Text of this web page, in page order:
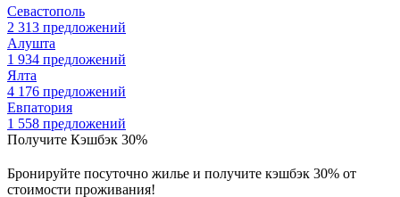
Севастополь
2 313 предложений
Алушта
1 934 предложений
Ялта
4 176 предложений
Евпатория
1 558 предложений
Получите Кэшбэк 30%
Бронируйте посуточно жилье и получите кэшбэк 30% от
стоимости проживания!